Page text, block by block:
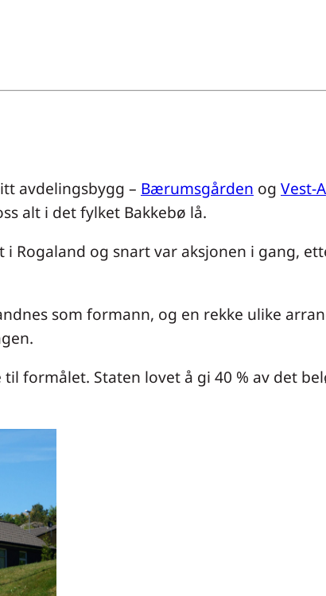
avdelingsbygg – Bærumsgården og Vest-
alt i det fylket Bakkebø lå.
og snart var aksjonen i gang,
som formann, og en rekke ulike
formålet. Staten lovet å gi 40 % av det